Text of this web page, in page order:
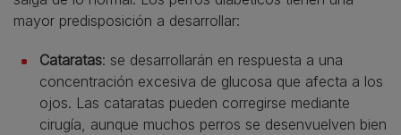
mayor predisposición a desarrollar:
Cataratas: se desarrollarán en respuesta a una
concentración excesiva de glucosa que afecta a los
ojos. Las cataratas pueden corregirse mediante
cirugía, aunque muchos perros se desenvuelven bien